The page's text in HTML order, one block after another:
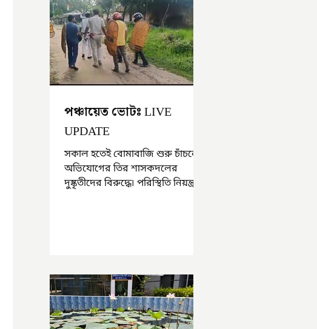
পঞ্চায়েত ভোটঃ LIVE
UPDATE
সকাল হতেই বোমাবাজি শুরু চাঁচলে৷
অভিযোগের তির শাসকদলের
দুষ্কৃতীদের বিরুদ্ধে৷ পরিস্থিতি নিয়ন্ত্রণে